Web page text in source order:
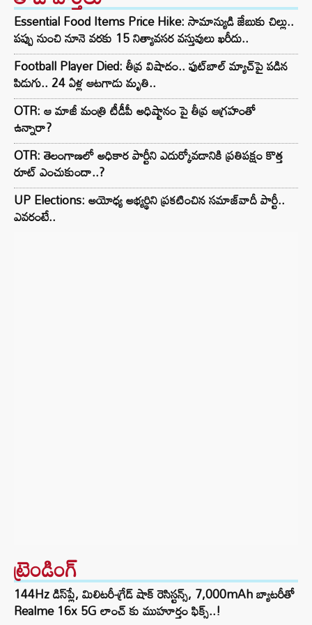
Essential Food Items Price Hike: సామాన్యుడి జేబుకు చిల్లు..
పప్పు నుంచి నూనె వరకు 15 నిత్యావసర వస్తువులు ఖరీదు..
Football Player Died: తీవ్ర విషాదం.. ఫుట్‌బాల్ మ్యాచ్‌పై పడిన
పిడుగు.. 24 ఏళ్ల ఆటగాడు మృతి..
OTR: ఆ మాజీ మంత్రి టీడీపీ అధిష్టానం పై తీవ్ర ఆగ్రహంతో
ఉన్నారా?
OTR: తెలంగాణలో అధికార పార్టీని ఎదుర్కోవడానికి ప్రతిపక్షం కొత్త
రూట్‌ ఎంచుకుందా..?
UP Elections: అయోధ్య అభ్యర్థిని ప్రకటించిన సమాజ్‌వాదీ పార్టీ..
ఎవరంటే..
ట్రెండింగ్‌
144Hz డిస్‌ప్లే, మిలిటరీ-గ్రేడ్ షాక్ రెసిస్టన్స్, 7,000mAh బ్యాటరీతో
Realme 16x 5G లాంచ్ కు ముహూర్తం ఫిక్స్..!